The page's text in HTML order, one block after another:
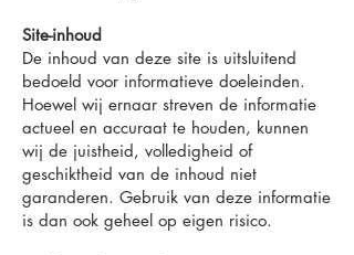
Site-inhoud
De inhoud van deze site is uitsluitend
bedoeld voor informatieve doeleinden.
Hoewel wij ernaar streven de informatie
actueel en accuraat te houden, kunnen
wij de juistheid, volledigheid of
geschiktheid van de inhoud niet
garanderen. Gebruik van deze informatie
is dan ook geheel op eigen risico.